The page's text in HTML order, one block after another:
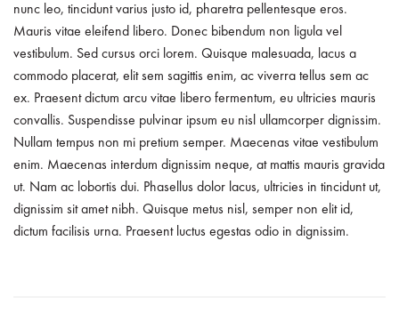
nunc leo, tincidunt varius justo id, pharetra pellentesque eros.
Mauris vitae eleifend libero. Donec bibendum non ligula vel
vestibulum. Sed cursus orci lorem. Quisque malesuada, lacus a
commodo placerat, elit sem sagittis enim, ac viverra tellus sem ac
ex. Praesent dictum arcu vitae libero fermentum, eu ultricies mauris
convallis. Suspendisse pulvinar ipsum eu nisl ullamcorper dignissim.
Nullam tempus non mi pretium semper. Maecenas vitae vestibulum
enim. Maecenas interdum dignissim neque, at mattis mauris gravida
ut. Nam ac lobortis dui. Phasellus dolor lacus, ultricies in tincidunt ut,
dignissim sit amet nibh. Quisque metus nisl, semper non elit id,
dictum facilisis urna. Praesent luctus egestas odio in dignissim.